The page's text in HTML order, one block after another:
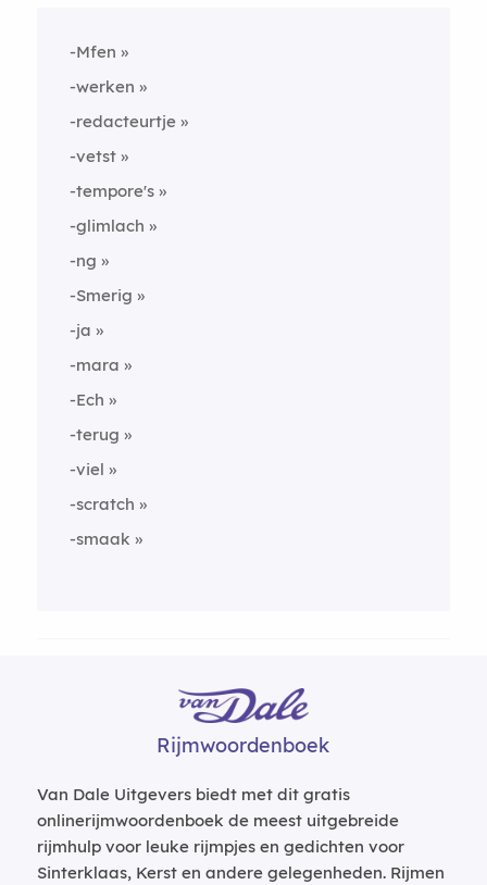
-Mfen
-werken
-redacteurtje
-vetst
-tempore's
-glimlach
-ng
-Smerig
-ja
-mara
-Ech
-terug
-viel
-scratch
-smaak
Rijmwoordenboek
Van Dale Uitgevers biedt met dit gratis
onlinerijmwoordenboek de meest uitgebreide
rijmhulp voor leuke rijmpjes en gedichten voor
Sinterklaas, Kerst en andere gelegenheden. Rijmen